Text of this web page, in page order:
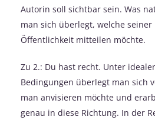
Autorin soll sichtbar sein. Was
man sich überlegt, welche
Öffentlichkeit mitteilen möchte.
Zu 2.: Du hast recht. Unter
Bedingungen überlegt man sich
man anvisieren möchte und
genau in diese Richtung. In der